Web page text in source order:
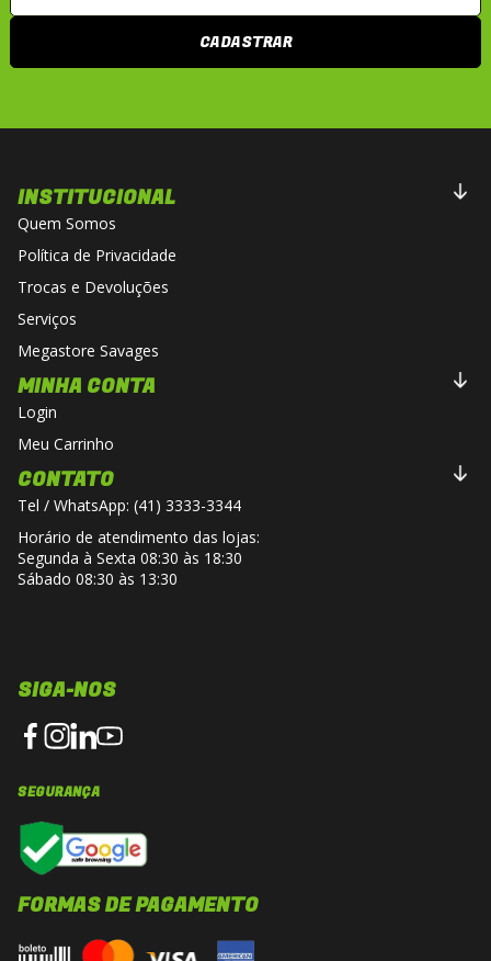
CADASTRAR
INSTITUCIONAL
Quem Somos
Política de Privacidade
Trocas e Devoluções
Serviços
Megastore Savages
MINHA CONTA
Login
Meu Carrinho
CONTATO
Tel / WhatsApp: (41) 3333-3344
Horário de atendimento das lojas:
Segunda à Sexta 08:30 às 18:30
Sábado 08:30 às 13:30
SIGA-NOS
SEGURANÇA
FORMAS DE PAGAMENTO